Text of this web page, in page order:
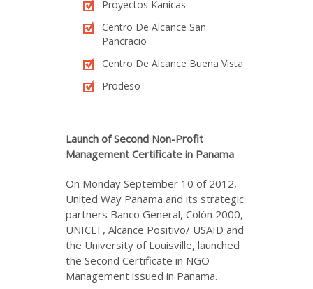
Proyectos Kanicas
Centro De Alcance San
Pancracio
Centro De Alcance Buena Vista
Prodeso
Launch of Second Non-Profit
Management Certificate in Panama
On Monday September 10 of 2012,
United Way Panama and its strategic
partners Banco General, Colón 2000,
UNICEF, Alcance Positivo/ USAID and
the University of Louisville, launched
the Second Certificate in NGO
Management issued in Panama.